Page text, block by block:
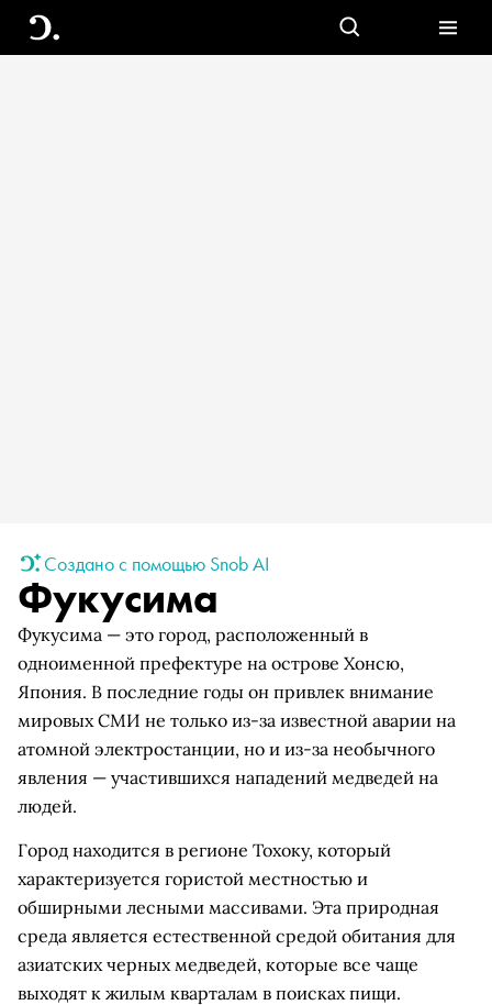
Создано с помощью Snob AI
Фукусима
Фукусима — это город, расположенный в
одноименной префектуре на острове Хонсю,
Япония. В последние годы он привлек внимание
мировых СМИ не только из-за известной аварии на
атомной электростанции, но и из-за необычного
явления — участившихся нападений медведей на
людей.
Город находится в регионе Тохоку, который
характеризуется гористой местностью и
обширными лесными массивами. Эта природная
среда является естественной средой обитания для
азиатских черных медведей, которые все чаще
выходят к жилым кварталам в поисках пищи.